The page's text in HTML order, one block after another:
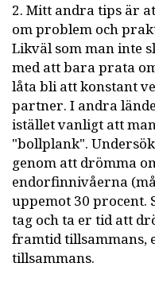
2. Mitt andra tips är
om problem och
Likväl som man inte
med att bara prata
låta bli att konstant
partner. I andra
istället vanligt att
"bollplank".
genom att drömma
endorfinnivåerna
uppemot 30 procent.
tag och ta er tid att
framtid tillsammans,
tillsammans.